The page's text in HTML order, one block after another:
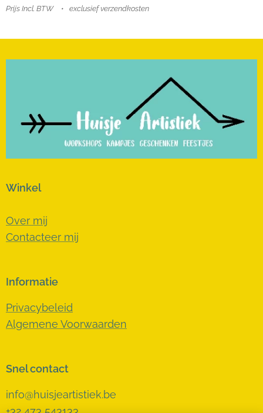
Prijs Incl. BTW exclusief verzendkosten
Winkel
Over mij
Contacteer mij
Informatie
Privacybeleid
Algemene Voorwaarden
Snel contact
info@huisjeartistiek.be